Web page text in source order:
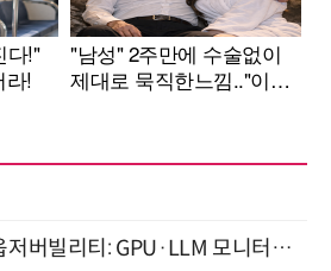
[올쇼TV] AI 시대의 옵저버빌리티: GPU·LLM 모니터링부터 AI 기반 장애 대응까지 (8/11 생방송)